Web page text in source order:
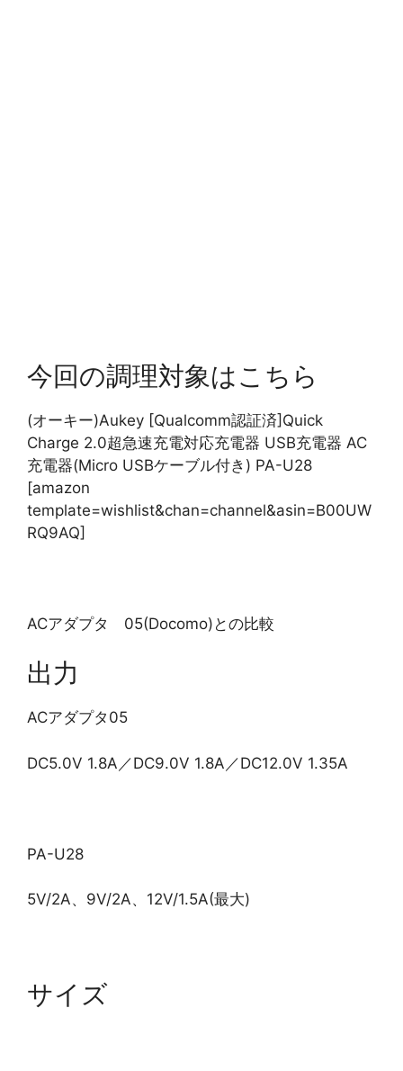
今回の調理対象はこちら
(オーキー)Aukey [Qualcomm認証済]Quick
Charge 2.0超急速充電対応充電器 USB充電器 AC
充電器(Micro USBケーブル付き) PA-U28
[amazon
template=wishlist&chan=channel&asin=B00UW
RQ9AQ]
ACアダプタ 05(Docomo)との比較
出力
ACアダプタ05
DC5.0V 1.8A／DC9.0V 1.8A／DC12.0V 1.35A
PA-U28
5V/2A、9V/2A、12V/1.5A(最大)
サイズ